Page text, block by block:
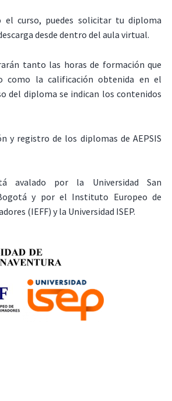
el curso, puedes solicitar tu diploma
desde dentro del aula virtual.
tanto las horas de formación que
como la calificación obtenida en el
del diploma se indican los contenidos
y registro de los diplomas de AEPSIS
avalado por la Universidad San
y por el Instituto Europeo de
(IEFF) y la Universidad ISEP.